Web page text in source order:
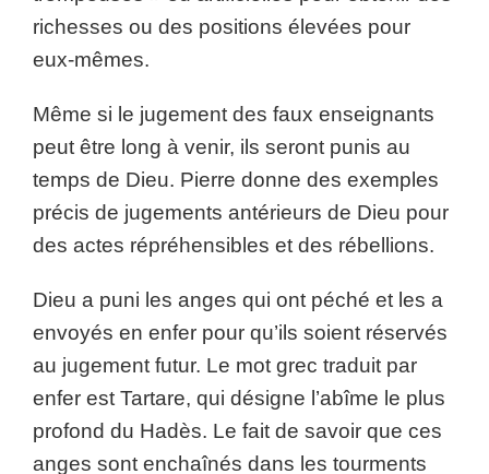
richesses ou des positions élevées pour
eux-mêmes.
Même si le jugement des faux enseignants
peut être long à venir, ils seront punis au
temps de Dieu. Pierre donne des exemples
précis de jugements antérieurs de Dieu pour
des actes répréhensibles et des rébellions.
Dieu a puni les anges qui ont péché et les a
envoyés en enfer pour qu’ils soient réservés
au jugement futur. Le mot grec traduit par
enfer est Tartare, qui désigne l’abîme le plus
profond du Hadès. Le fait de savoir que ces
anges sont enchaînés dans les tourments